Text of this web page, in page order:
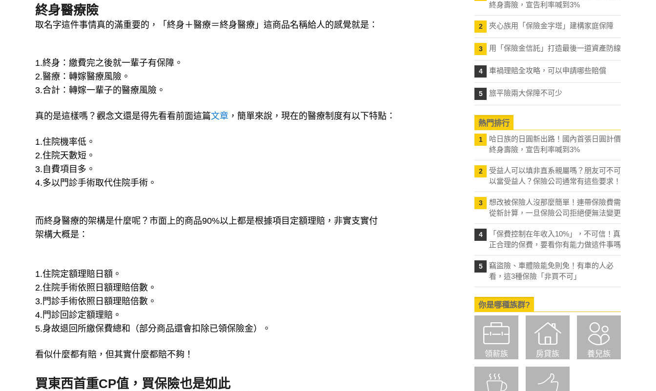
終身醫療險
取名字這件事情真的滿重要的，「終身＋醫療＝終身醫療」這商品名稱給人的感覺就是：
1.終身：繳費完之後就一輩子有保障。
2.醫療：轉嫁醫療風險。
3.合計：轉嫁一輩子的醫療風險。
真的是這樣嗎？觀念文還是得先看看前面這篇文章 ，簡單來說，現在的醫療制度有以下特點：
1.住院機率低。
2.住院天數短。
3.自費項目多。
4.多以門診手術取代住院手術。
而終身醫療的架構是什麼呢？市面上的商品90%以上都是根據項目定額理賠，非實支實付
架構大概是：
1.住院定額理賠日額。
2.住院手術依照日額理賠倍數。
3.門診手術依照日額理賠倍數。
4.門診回診定額理賠。
5.身故退回所繳保費總和（部分商品還會扣除已領保險金）。
看似什麼都有賠，但其實什麼都賠不夠！
買東西首重CP值，買保險也是如此
終身壽險，宣告利率喊到3%
2 夾心族用「保險金字塔」建構家庭保障
3 用「保險金信託」打造最後一道資產防線
4 車禍理賠全攻略，可以申請哪些賠償
5 旅平險兩大保障不可少
熱門排行
1
哈日族的日圓新出路！國內首張日圓計價
終身壽險，宣告利率喊到3%
2
受益人可以填非直系親屬嗎？朋友可不可
以當受益人？保險公司通常有這些要求！
3
想改被保險人沒那麼簡單！連帶保險費需
從新計算，一旦保險公司拒絕便無法變更
4
「保費控制在年收入10%」，不可信！真
正合理的保費，要看你有能力做這件事嗎
5
竊盜險、車體險能免則免！有車的人必
看，這3種保險「非買不可」
你是哪種族群?
領薪族 房貸族 養兒族